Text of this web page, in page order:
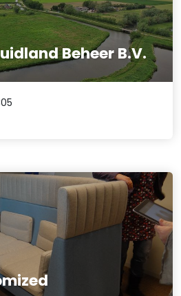
Beheer B.V.